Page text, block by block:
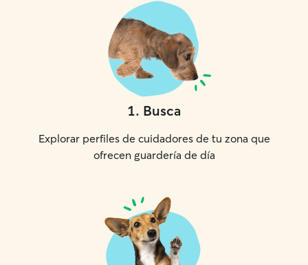
1. Busca
Explorar perfiles de cuidadores de tu zona que
ofrecen guardería de día